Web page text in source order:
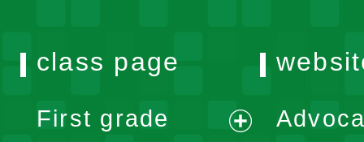
class page
First grade